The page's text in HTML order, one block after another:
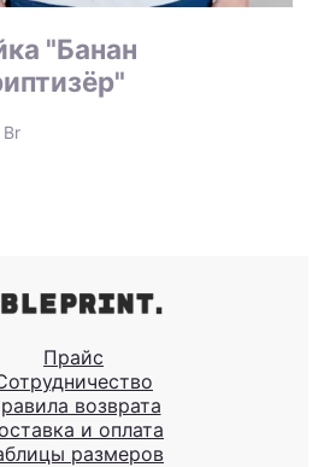
"Банан
Br
Прайс
возврата
и оплата
размеров